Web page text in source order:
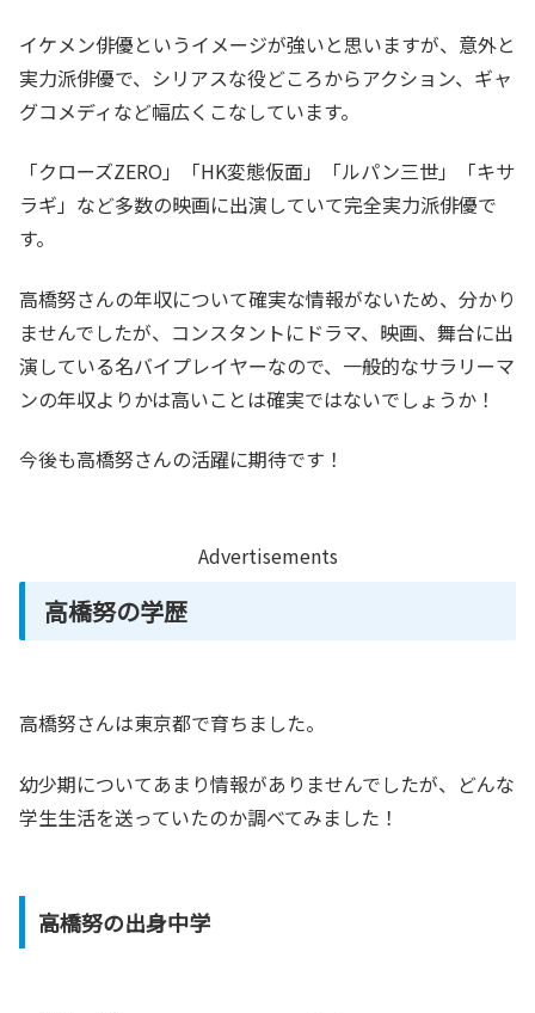
イケメン俳優というイメージが強いと思いますが、意外と
実力派俳優で、シリアスな役どころからアクション、ギャ
グコメディなど幅広くこなしています。
「クローズZERO」「HK変態仮面」「ルパン三世」「キサ
ラギ」など多数の映画に出演していて完全実力派俳優で
す。
高橋努さんの年収について確実な情報がないため、分かり
ませんでしたが、コンスタントにドラマ、映画、舞台に出
演している名バイプレイヤーなので、一般的なサラリーマ
ンの年収よりかは高いことは確実ではないでしょうか！
今後も高橋努さんの活躍に期待です！
Advertisements
高橋努の学歴
高橋努さんは東京都で育ちました。
幼少期についてあまり情報がありませんでしたが、どんな
学生生活を送っていたのか調べてみました！
高橋努の出身中学